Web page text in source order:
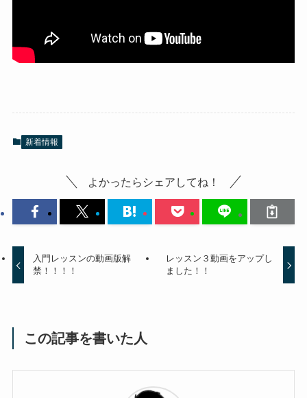
新着情報
よかったらシェアしてね！
入門レッスンの動画版解
禁！！！！
レッスン３動画をアップし
ました！！
この記事を書いた人